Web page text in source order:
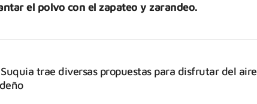
el polvo con el zapateo y zarandeo.
trae diversas propuestas para disfrutar del aire